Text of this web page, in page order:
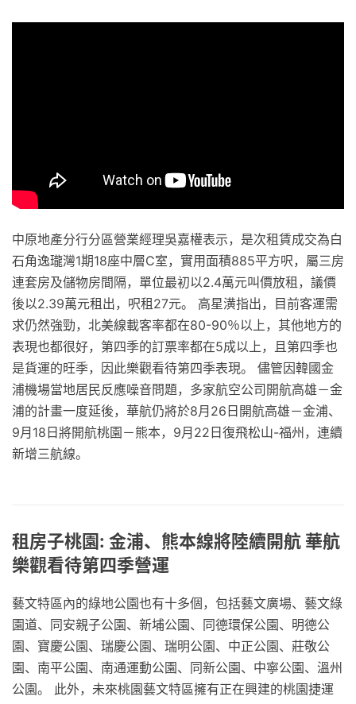
中原地產分行分區營業經理吳嘉權表示，是次租賃成交為白
石角逸瓏灣1期18座中層C室，實用面積885平方呎，屬三房
連套房及儲物房間隔，單位最初以2.4萬元叫價放租，議價
後以2.39萬元租出，呎租27元。 高星潢指出，目前客運需
求仍然強勁，北美線載客率都在80-90％以上，其他地方的
表現也都很好，第四季的訂票率都在5成以上，且第四季也
是貨運的旺季，因此樂觀看待第四季表現。 儘管因韓國金
浦機場當地居民反應噪音問題，多家航空公司開航高雄－金
浦的計畫一度延後，華航仍將於8月26日開航高雄－金浦、
9月18日將開航桃園－熊本，9月22日復飛松山-福州，連續
新增三航線。
租房子桃園: 金浦、熊本線將陸續開航 華航
樂觀看待第四季營運
藝文特區內的綠地公園也有十多個，包括藝文廣場、藝文綠
園道、同安親子公園、新埔公園、同德環保公園、明德公
園、寶慶公園、瑞慶公園、瑞明公園、中正公園、莊敬公
園、南平公園、南通運動公園、同新公園、中寧公園、溫州
公園。 此外，未來桃園藝文特區擁有正在興建的桃園捷運